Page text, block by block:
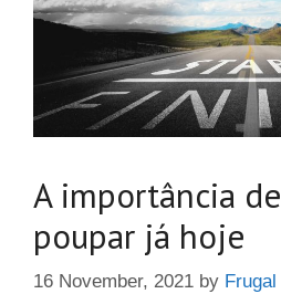
A importância
poupar já hoje
16 November, 2021 by Frugal